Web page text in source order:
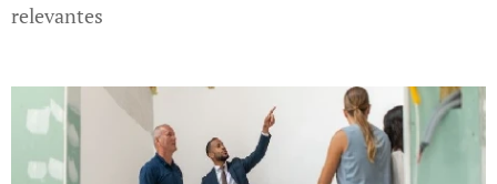
relevantes